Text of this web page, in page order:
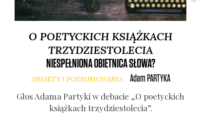
O POETYCKICH KSIĄŻKACH
TRZYDZIESTOLECIA
NIESPEŁNIONA OBIETNICA SŁOWA?
ANKIETY I PODSUMOWANIA Adam PARTYKA
Głos Ada­ma Par­ty­ki w deba­cie „O poetyc­kich
książ­kach trzy­dzie­sto­le­cia”.